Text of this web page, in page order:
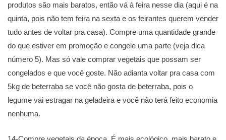
produtos são mais baratos, então vá à feira nesse dia (aqui é na
quinta, pois não tem feira na sexta e os feirantes querem vender
tudo antes de voltar pra casa). Compre uma quantidade grande
do que estiver em promoção e congele uma parte (veja dica
número 5). Mas só vale comprar vegetais que possam ser
congelados e que você goste. Não adianta voltar pra casa com
5kg de beterraba se você não gosta de beterraba, pois o
legume vai estragar na geladeira e você não terá feito economia
nenhuma.